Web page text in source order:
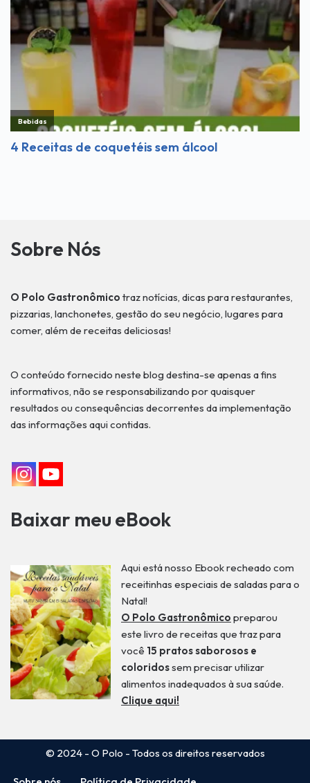
Sobre Nós
O Polo Gastronômico traz notícias, dicas para restaurantes,
pizzarias, lanchonetes, gestão do seu negócio, lugares para
comer, além de receitas deliciosas!
O conteúdo fornecido neste blog destina-se apenas a fins
informativos, não se responsabilizando por quaisquer
resultados ou consequências decorrentes da implementação
das informações aqui contidas.
Baixar meu eBook
Aqui está nosso Ebook recheado com
receitinhas especiais de saladas para o
Natal!
O Polo Gastronômico preparou
este livro de receitas que traz para
você 15 pratos saborosos e
coloridossem precisar utilizar
alimentos inadequados à sua saúde.
Clique aqui!
© 2024 - O Polo - Todos os direitos reservados